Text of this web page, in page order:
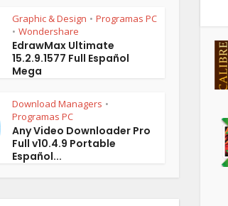
Graphic & Design • Programas PC
• Wondershare
EdrawMax Ultimate
15.2.9.1577 Full Español
Mega
Download Managers •
Programas PC
Any Video Downloader Pro
Full v10.4.9 Portable
Español...